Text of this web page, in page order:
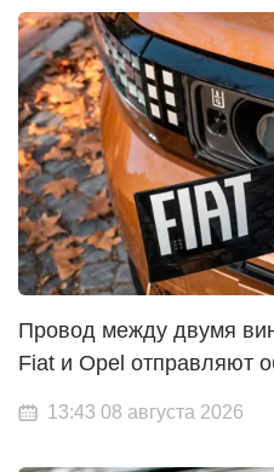
Провод между двумя
Fiat и Opel отправляют
13:43 08 августа 2026